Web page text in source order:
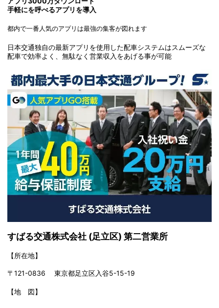
手軽にを呼べるアプリを導入
都内で一番人気のアプリは最強の集客が図れます
日本交通独自の最新アプリを使用した配車システムはスムーズな
配車で効率よく、無駄なく営業収入をあげる事が可能
すばる交通株式会社 (足立区) 第二営業所
【所在地】
〒121-0836 東京都足立区入谷5-15-19
【地 図】